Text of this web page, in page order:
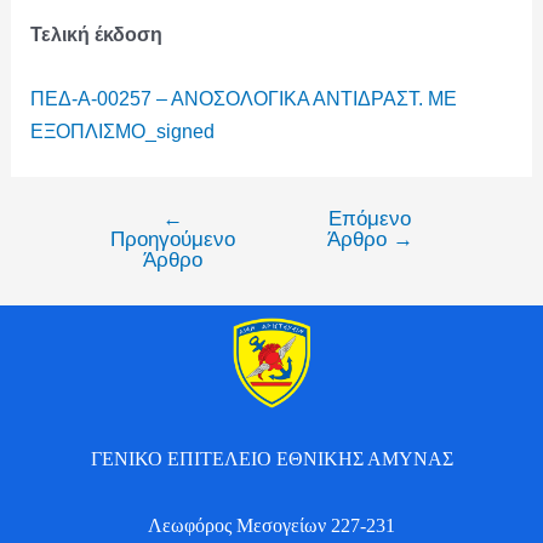
Τελική έκδοση
ΠΕΔ-Α-00257 – ΑΝΟΣΟΛΟΓΙΚΑ ΑΝΤΙΔΡΑΣΤ. ΜΕ
ΕΞΟΠΛΙΣΜΟ_signed
←
Προηγούμενο
Άρθρο
Επόμενο
Άρθρο →
ΓΕΝΙΚΟ ΕΠΙΤΕΛΕΙΟ ΕΘΝΙΚΗΣ ΑΜΥΝΑΣ
Λεωφόρος Μεσογείων 227-231